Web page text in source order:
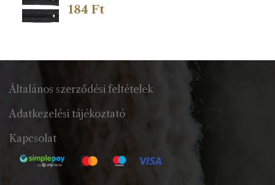
184 Ft
Általános szerződési feltételek
Adatkezelési tájékoztató
Kapcsolat